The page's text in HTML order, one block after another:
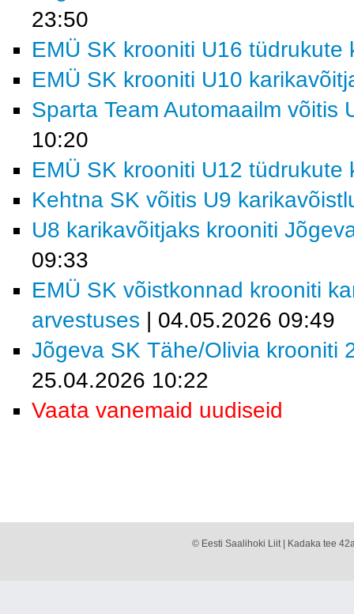
23:50
EMÜ SK krooniti U16 tüdrukute
EMÜ SK krooniti U10
Sparta Team Automaailm võitis
10:20
EMÜ SK krooniti U12 tüdrukute
Kehtna SK võitis U9
U8 karikavõitjaks krooniti
09:33
EMÜ SK võistkonnad krooniti
arvestuses | 04.05.2026 09:49
Jõgeva SK Tähe/Olivia krooniti
25.04.2026 10:22
Vaata vanemaid uudiseid
© Eesti Saalihoki Liit | Kadaka tee